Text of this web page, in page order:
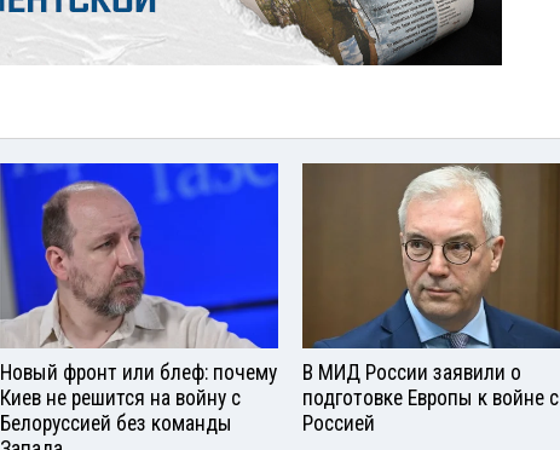
Новый фронт или блеф: почему
Киев не решится на войну с
Белоруссией без команды
В МИД России заявили о
подготовке Европы к войне с
Россией